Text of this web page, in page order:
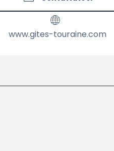
www.gites-touraine.com